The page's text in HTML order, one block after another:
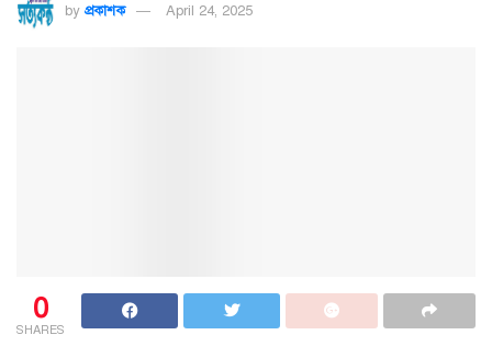
by প্রকাশক April 24, 2025
0
SHARES